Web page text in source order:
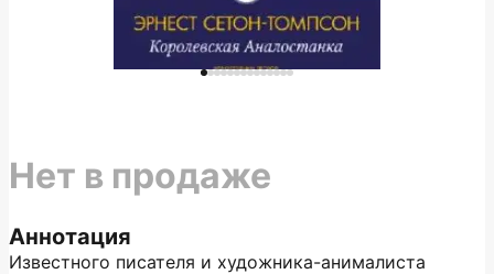
Аннотация
Известного писателя и художника-анималиста
Нет в продаже